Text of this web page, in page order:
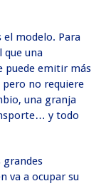
el modelo. Para
que una
puede emitir más
no requiere
una granja
y todo
grandes
va a ocupar su